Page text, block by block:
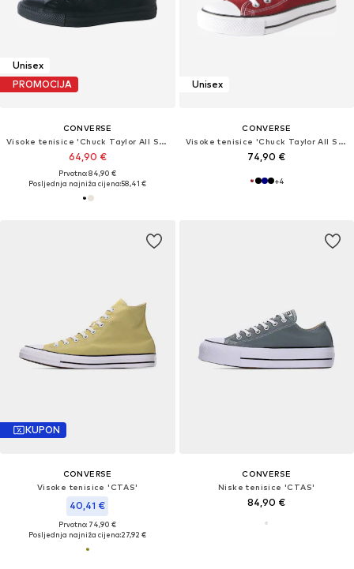
Unisex
PROMOCIJA
CONVERSE
Visoke tenisice 'Chuck Taylor All Star Leather'
64,90 €
Prvotno: 84,90 €
Posljednja najniža cijena:58,41 €
Unisex
CONVERSE
Visoke tenisice 'Chuck Taylor All Star'
74,90 €
+4
KUPON
CONVERSE
Visoke tenisice 'CTAS'
40,41 €
Prvotno: 74,90 €
Posljednja najniža cijena:27,92 €
CONVERSE
Niske tenisice 'CTAS'
84,90 €